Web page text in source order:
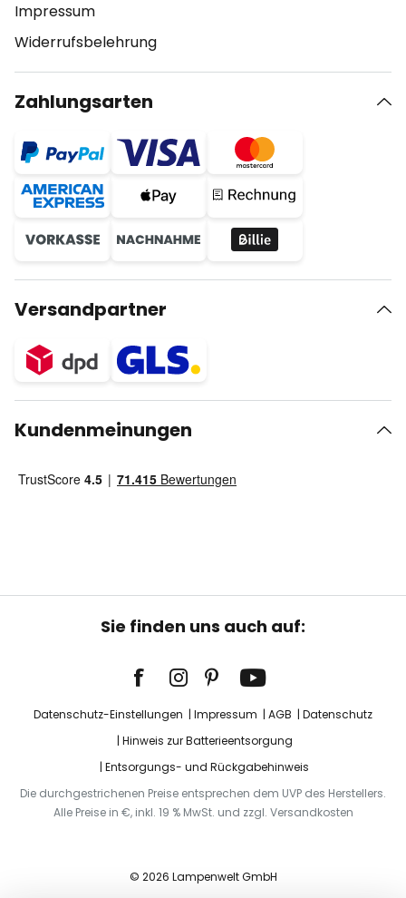
Impressum
Widerrufsbelehrung
Zahlungsarten
Versandpartner
Kundenmeinungen
Sie finden uns auch auf:
Datenschutz-Einstellungen Impressum AGB
Datenschutz
Hinweis zur Batterieentsorgung
Entsorgungs- und Rückgabehinweis
Die durchgestrichenen Preise entsprechen dem UVP des Herstellers.
Alle Preise in €, inkl. 19 % MwSt. und zzgl. Versandkosten
© 2026 Lampenwelt GmbH